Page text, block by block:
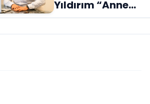
BU AYDA ZİRVE
YAPIYOR!"
Yıldırım “Anne
estetiğini mutlaka
devlet ödemeli”